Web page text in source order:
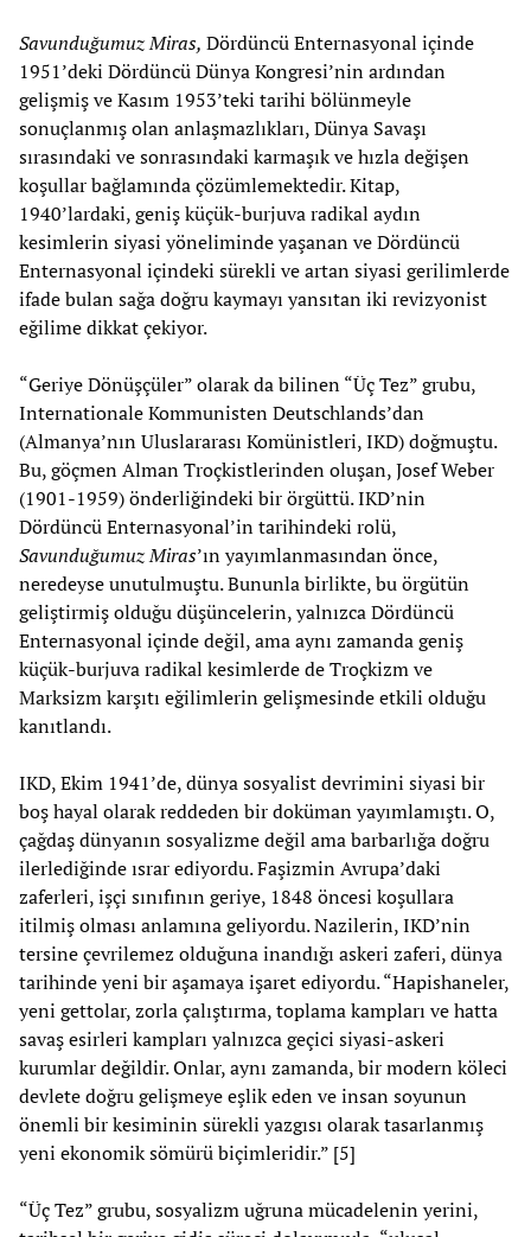
Savunduğumuz Miras, Dördüncü Enternasyonal içinde
1951’deki Dördüncü Dünya Kongresi’nin ardından
gelişmiş ve Kasım 1953’teki tarihi bölünmeyle
sonuçlanmış olan anlaşmazlıkları, Dünya Savaşı
sırasındaki ve sonrasındaki karmaşık ve hızla değişen
koşullar bağlamında çözümlemektedir. Kitap,
1940’lardaki, geniş küçük-burjuva radikal aydın
kesimlerin siyasi yöneliminde yaşanan ve Dördüncü
Enternasyonal içindeki sürekli ve artan siyasi gerilimlerde
ifade bulan sağa doğru kaymayı yansıtan iki revizyonist
eğilime dikkat çekiyor.
“Geriye Dönüşçüler” olarak da bilinen “Üç Tez” grubu,
Internationale Kommunisten Deutschlands’dan
(Almanya’nın Uluslararası Komünistleri, IKD) doğmuştu.
Bu, göçmen Alman Troçkistlerinden oluşan, Josef Weber
(1901-1959) önderliğindeki bir örgüttü. IKD’nin
Dördüncü Enternasyonal’in tarihindeki rolü,
Savunduğumuz Miras’ın yayımlanmasından önce,
neredeyse unutulmuştu. Bununla birlikte, bu örgütün
geliştirmiş olduğu düşüncelerin, yalnızca Dördüncü
Enternasyonal içinde değil, ama aynı zamanda geniş
küçük-burjuva radikal kesimlerde de Troçkizm ve
Marksizm karşıtı eğilimlerin gelişmesinde etkili olduğu
kanıtlandı.
IKD, Ekim 1941’de, dünya sosyalist devrimini siyasi bir
boş hayal olarak reddeden bir doküman yayımlamıştı. O,
çağdaş dünyanın sosyalizme değil ama barbarlığa doğru
ilerlediğinde ısrar ediyordu. Faşizmin Avrupa’daki
zaferleri, işçi sınıfının geriye, 1848 öncesi koşullara
itilmiş olması anlamına geliyordu. Nazilerin, IKD’nin
tersine çevrilemez olduğuna inandığı askeri zaferi, dünya
tarihinde yeni bir aşamaya işaret ediyordu. “Hapishaneler,
yeni gettolar, zorla çalıştırma, toplama kampları ve hatta
savaş esirleri kampları yalnızca geçici siyasi-askeri
kurumlar değildir. Onlar, aynı zamanda, bir modern köleci
devlete doğru gelişmeye eşlik eden ve insan soyunun
önemli bir kesiminin sürekli yazgısı olarak tasarlanmış
yeni ekonomik sömürü biçimleridir.” [5]
“Üç Tez” grubu, sosyalizm uğruna mücadelenin yerini,